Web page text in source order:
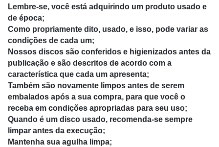
Lembre-se, você está adquirindo um produto usado e
de época;
Como propriamente dito, usado, e isso, pode variar as
condições de cada um;
Nossos discos são conferidos e higienizados antes da
publicação e são descritos de acordo com a
característica que cada um apresenta;
Também são novamente limpos antes de serem
embalados após a sua compra, para que você o
receba em condições apropriadas para seu uso;
Quando é um disco usado, recomenda-se sempre
limpar antes da execução;
Mantenha sua agulha limpa;